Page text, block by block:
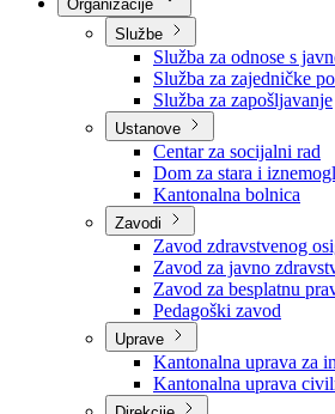
Nadležnosti
Sjednice Vlade
Službe
Služba za odnose s
Služba za zajedničke
Služba za zapošljavanje
Ustanove
Centar za socijalni rad
Dom za stara i
Kantonalna bolnica
Zavodi
Zavod zdravstvenog
Zavod za javno
Zavod za besplatnu
Pedagoški zavod
Uprave